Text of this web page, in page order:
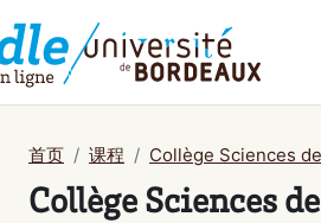
首页 课程 Collège Sciences
Collège Sciences